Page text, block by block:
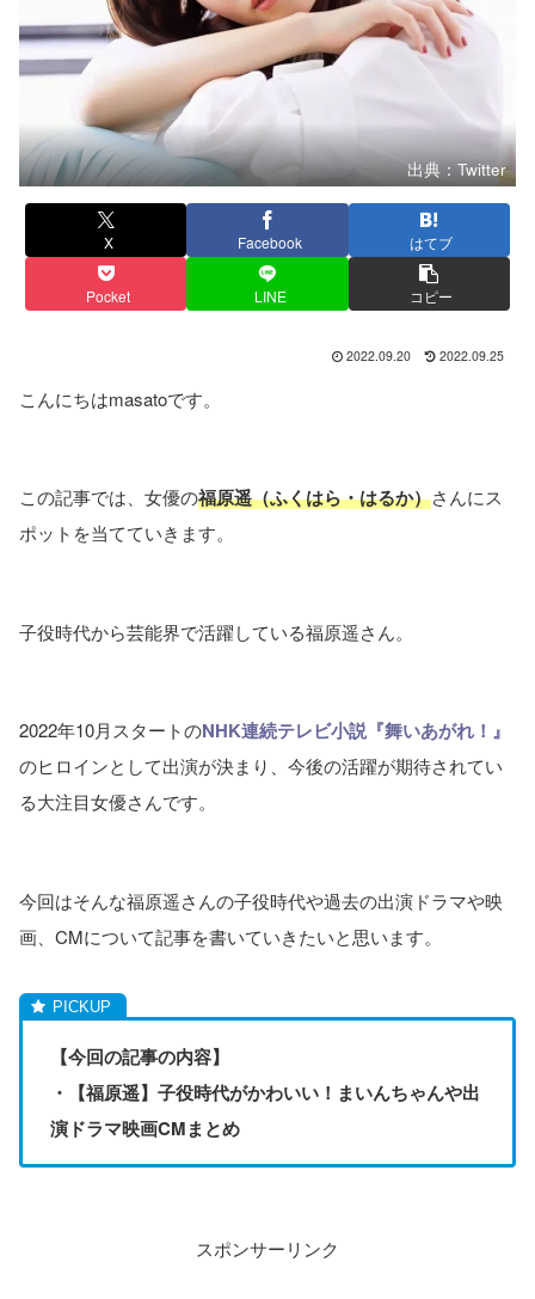
出典：Twitter
X Facebook はてブ
Pocket LINE コピー
2022.09.20 2022.09.25
こんにちはmasatoです。
この記事では、女優の福原遥（ふくはら・はるか）さんにス
ポットを当てていきます。
子役時代から芸能界で活躍している福原遥さん。
2022年10月スタートのNHK連続テレビ小説『舞いあがれ！』
のヒロインとして出演が決まり、今後の活躍が期待されてい
る大注目女優さんです。
今回はそんな福原遥さんの子役時代や過去の出演ドラマや映
画、CMについて記事を書いていきたいと思います。
【今回の記事の内容】
・【福原遥】子役時代がかわいい！まいんちゃんや出
演ドラマ映画CMまとめ
スポンサーリンク